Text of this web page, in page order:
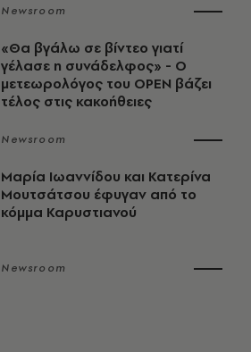
Newsroom
«Θα βγάλω σε βίντεο γιατί
γέλασε η συνάδελφος» - Ο
μετεωρολόγος του OPEN βάζει
τέλος στις κακοήθειες
Newsroom
Μαρία Ιωαννίδου και Κατερίνα
Μουτσάτσου έφυγαν από το
κόμμα Καρυστιανού
Newsroom